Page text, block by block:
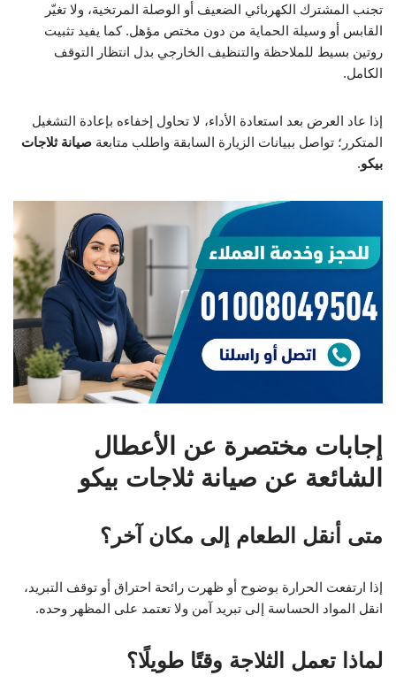
تجنب المشترك الكهربائي الضعيف أو الوصلة المرتخية، ولا تغيّر
القابس أو وسيلة الحماية من دون مختص مؤهل. كما يفيد تثبيت
روتين بسيط للملاحظة والتنظيف الخارجي بدل انتظار التوقف
الكامل.
إذا عاد العرض بعد استعادة الأداء، لا تحاول إخفاءه بإعادة التشغيل
المتكرر؛ تواصل ببيانات الزيارة السابقة واطلب متابعة صيانة ثلاجات
بيكو.
إجابات مختصرة عن الأعطال
الشائعة عن صيانة ثلاجات بيكو
متى أنقل الطعام إلى مكان آخر؟
إذا ارتفعت الحرارة بوضوح أو ظهرت رائحة احتراق أو توقف التبريد،
انقل المواد الحساسة إلى تبريد آمن ولا تعتمد على المظهر وحده.
لماذا تعمل الثلاجة وقتًا طويلًا؟